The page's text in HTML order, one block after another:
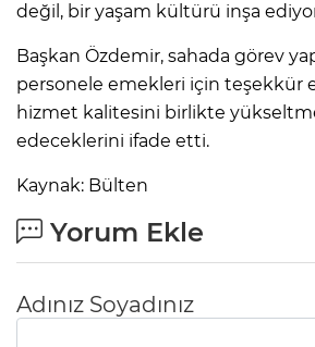
değil, bir yaşam kültürü inşa
Başkan Özdemir, sahada görev
personele emekleri için teşekkür
hizmet kalitesini birlikte
edeceklerini ifade etti.
Kaynak: Bülten
Yorum Ekle
Adınız Soyadınız